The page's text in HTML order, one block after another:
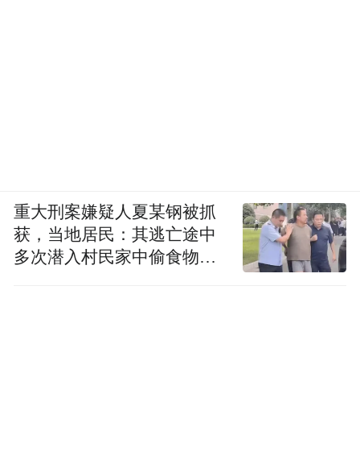
重大刑案嫌疑人夏某钢被抓
获，当地居民：其逃亡途中
多次潜入村民家中偷食物被